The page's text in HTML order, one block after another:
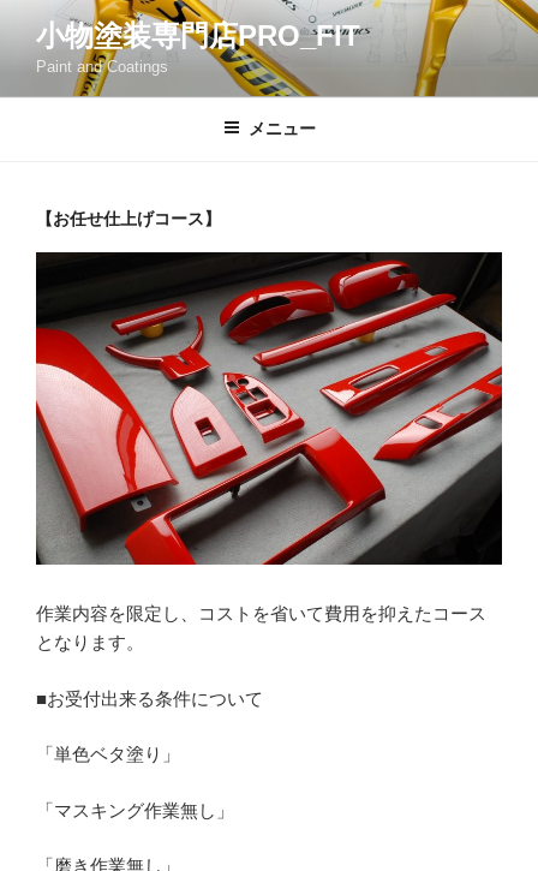
ン
小物塗装専門店PRO_FIT
Paint and Coatings
メニュー
【お任せ仕上げコース】
作業内容を限定し、コストを省いて費用を抑えたコース
となります。
■お受付出来る条件について
「単色ベタ塗り」
「マスキング作業無し」
「磨き作業無し」